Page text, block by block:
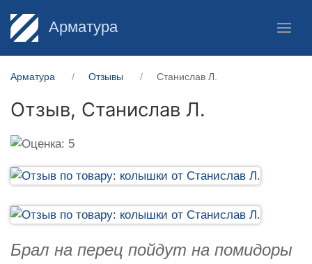
Арматура
Арматура Отзывы Станислав Л.
Отзыв, Станислав Л.
Брал на перец пойдут на помидоры